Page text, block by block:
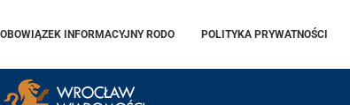
OBOWIĄZEK INFORMACYJNY RODO POLITYKA PRYWATNOŚCI